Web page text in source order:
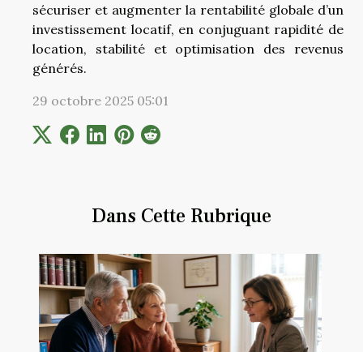
Dans Cette Rubrique
sécuriser et augmenter la rentabilité globale d’un
investissement locatif, en conjuguant rapidité de
location, stabilité et optimisation des revenus
générés.
29 octobre 2025 05:01